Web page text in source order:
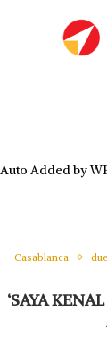
Auto Added by
Casablanca
‘SAYA